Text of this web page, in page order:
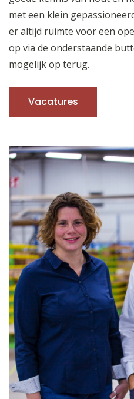
met een klein
er altijd ruimte voor een
op via de onderstaande
mogelijk op terug.
Vacatures